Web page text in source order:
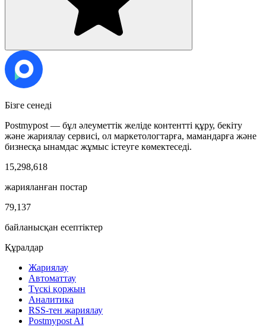
Бізге сенеді
Postmypost — бұл әлеуметтік желіде контентті құру, бекіту
және жариялау сервисі, ол маркетологтарға, мамандарға және
бизнесқа ынамдас жұмыс істеуге көмектеседі.
15,298,618
жарияланған постар
79,137
байланысқан есептіктер
Құралдар
Жариялау
Автоматтау
Түскі қоржын
Аналитика
RSS-тен жариялау
Postmypost AI